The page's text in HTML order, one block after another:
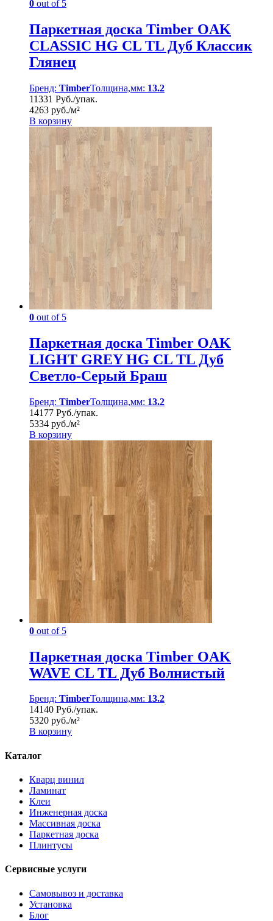
0 out of 5
Паркетная доска Timber OAK
CLASSIC HG CL TL Дуб Классик
Глянец
Бренд: TimberТолщина,мм: 13.2
11331 Руб./упак.
4263 руб./м²
В корзину
0 out of 5
Паркетная доска Timber OAK
LIGHT GREY HG CL TL Дуб
Светло-Серый Браш
Бренд: TimberТолщина,мм: 13.2
14177 Руб./упак.
5334 руб./м²
В корзину
0 out of 5
Паркетная доска Timber OAK
WAVE CL TL Дуб Волнистый
Бренд: TimberТолщина,мм: 13.2
14140 Руб./упак.
5320 руб./м²
В корзину
Каталог
Кварц винил
Ламинат
Клеи
Инженерная доска
Массивная доска
Паркетная доска
Плинтусы
Сервисные услуги
Самовывоз и доставка
Установка
Блог